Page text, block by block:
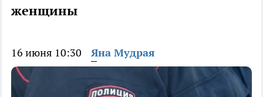
женщины
16 июня 10:30 Яна Мудрая